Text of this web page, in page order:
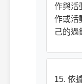
作與活
作或活
己的過
15. 依